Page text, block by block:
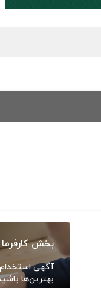
بخش کارفرما
آگهی استخدام
بهترین‌ها